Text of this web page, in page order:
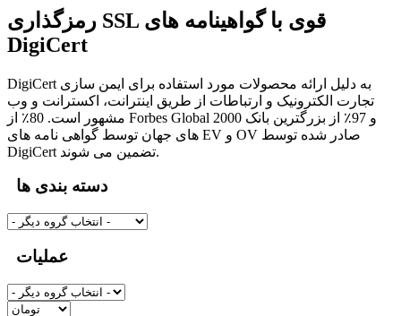
رمزگذاری SSL قوی با گواهینامه های
DigiCert
DigiCert به دلیل ارائه محصولات مورد استفاده برای ایمن سازی
تجارت الکترونیک و ارتباطات از طریق اینترانت، اکسترانت و وب
مشهور است. 80٪ از Forbes Global 2000 و 97٪ از بزرگترین بانک
های جهان توسط گواهی نامه های EV و OV صادر شده توسط
DigiCert تضمین می شوند.
دسته بندی ها
عملیات